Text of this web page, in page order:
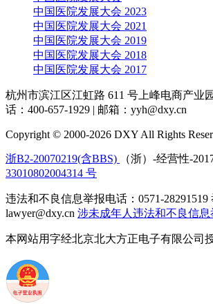
中国医院发展大会 2023
中国医院发展大会 2021
中国医院发展大会 2019
中国医院发展大会 2018
中国医院发展大会 2017
杭州市滨江区江虹路 611 号上峰电商产业
话：400-657-1929 | 邮箱：yyh@dxy.cn
Copyright © 2000-2026 DXY All Rights
浙B2-20070219(含BBS) （浙）-经营性-
33010802004314 号
违法和不良信息举报电话：0571-28291519
lawyer@dxy.cn 涉未成年人违法和不良信息
本网站用字经北京北大方正电子有限公司